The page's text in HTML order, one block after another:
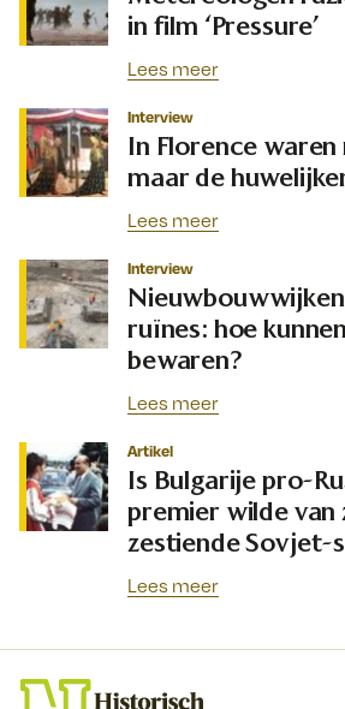
in film ‘Pressure’
Lees meer
Interview
In Florence waren
maar de
Lees meer
Interview
ruïnes: hoe
bewaren?
Lees meer
Artikel
Is Bulgarije pro-
premier wilde van
zestiende Sovjet-
Lees meer